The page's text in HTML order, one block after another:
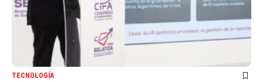
TECNOLOGÍA